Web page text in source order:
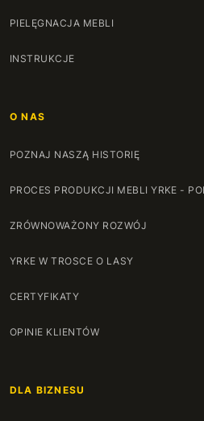
PIELĘGNACJA MEBLI
INSTRUKCJE
O NAS
POZNAJ NASZĄ HISTORIĘ
PROCES PRODUKCJI MEBLI YRKE -
ZRÓWNOWAŻONY ROZWÓJ
YRKE W TROSCE O LASY
CERTYFIKATY
OPINIE KLIENTÓW
DLA BIZNESU